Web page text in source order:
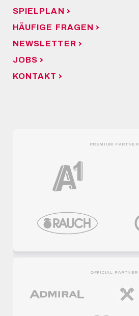
SPIELPLAN
HÄUFIGE FRAGEN
NEWSLETTER
JOBS
KONTAKT
PREMIUM PARTNER
OFFICIAL PARTNER